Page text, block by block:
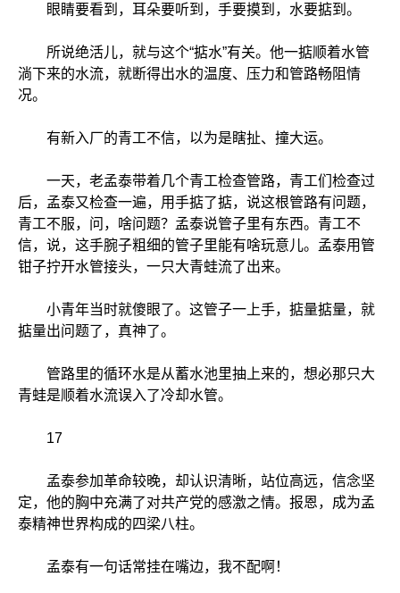
眼睛要看到，耳朵要听到，手要摸到，水要掂到。
所说绝活儿，就与这个“掂水”有关。他一掂顺着水管
淌下来的水流，就断得出水的温度、压力和管路畅阻情
况。
有新入厂的青工不信，以为是瞎扯、撞大运。
一天，老孟泰带着几个青工检查管路，青工们检查过
后，孟泰又检查一遍，用手掂了掂，说这根管路有问题，
青工不服，问，啥问题？孟泰说管子里有东西。青工不
信，说，这手腕子粗细的管子里能有啥玩意儿。孟泰用管
钳子拧开水管接头，一只大青蛙流了出来。
小青年当时就傻眼了。这管子一上手，掂量掂量，就
掂量出问题了，真神了。
管路里的循环水是从蓄水池里抽上来的，想必那只大
青蛙是顺着水流误入了冷却水管。
17
孟泰参加革命较晚，却认识清晰，站位高远，信念坚
定，他的胸中充满了对共产党的感激之情。报恩，成为孟
泰精神世界构成的四梁八柱。
孟泰有一句话常挂在嘴边，我不配啊！